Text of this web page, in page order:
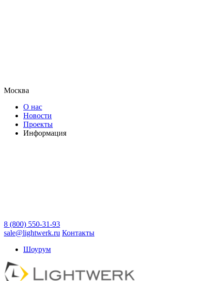
Москва
О нас
Новости
Проекты
Информация
8 (800) 550-31-93
sale@lightwerk.ru Контакты
Шоурум